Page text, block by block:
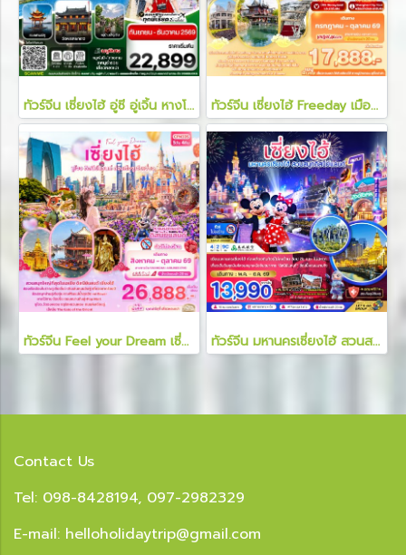
ทัวร์จีน เซี่ยงไฮ้ อู่ซี อู่เจิ้น หางโจว 5 วัน 3 คืน ทัวร์จีน เซี่ยงไฮ้ Freeday เมืองโบราณ Panlong Tiandi 6 วัน 4 คืน
ทัวร์จีน Feel your Dream เซี่ยงไฮ้ 5 วัน 4 คืน ทัวร์จีน มหานครเซี่ยงไฮ้ สวนสนุกดิสนีย์แลนด์ 4 วัน 2 คืน
Contact Us
Tel: 098-8428194, 097-2982329
E-mail: helloholidaytrip@gmail.com